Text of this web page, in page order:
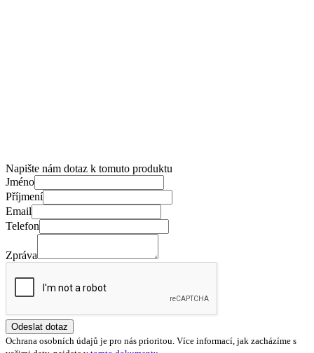
Napište nám dotaz k tomuto produktu
Jméno
Příjmení
Email
Telefon
Zpráva
Odeslat dotaz
Ochrana osobních údajů je pro nás prioritou. Více informací, jak zacházíme s